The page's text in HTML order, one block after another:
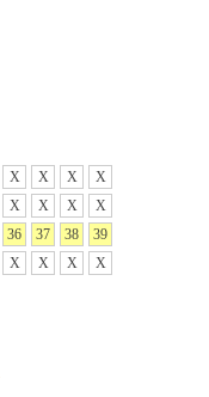
X X X
X
X X X
X
36 37 38
39
X X X
X